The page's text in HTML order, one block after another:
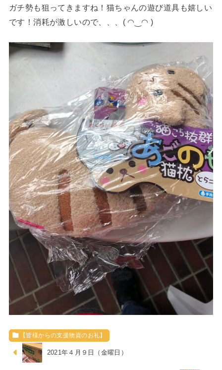
ガチ勢も狙ってきますね！猫ちゃんの遊び道具も嬉しい
です！消耗が激しいので、、、( ◠‿◠ )
【皆様からの支援物資のお礼】
2021年４月９日（金曜日）